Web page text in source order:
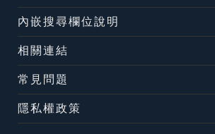
內嵌搜尋欄位說明
相關連結
常見問題
隱私權政策